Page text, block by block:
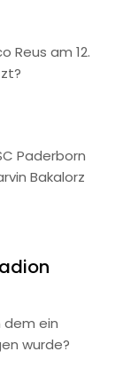
Reus am 12.
Paderborn
Bakalorz
dem ein
wurde?